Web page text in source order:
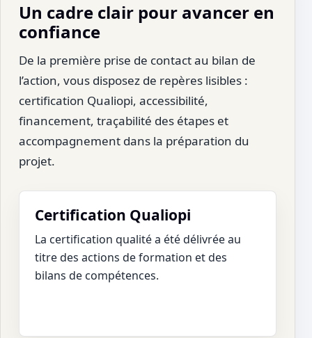
Un cadre clair pour avancer en
confiance
De la première prise de contact au bilan de
l’action, vous disposez de repères lisibles :
certification Qualiopi, accessibilité,
financement, traçabilité des étapes et
accompagnement dans la préparation du
projet.
Certification Qualiopi
La certification qualité a été délivrée au
titre des actions de formation et des
bilans de compétences.